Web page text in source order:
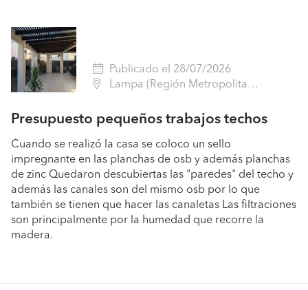
Publicado el 28/07/2026
Lampa (Región Metropolitana - Chacabuco)
Presupuesto pequeños trabajos techos
Cuando se realizó la casa se coloco un sello
impregnante en las planchas de osb y además planchas
de zinc Quedaron descubiertas las "paredes" del techo y
además las canales son del mismo osb por lo que
también se tienen que hacer las canaletas Las filtraciones
son principalmente por la humedad que recorre la
madera.